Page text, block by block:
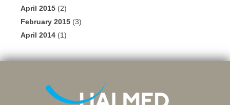
April 2015 (2)
February 2015 (3)
April 2014 (1)